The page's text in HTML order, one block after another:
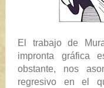
El trabajo de
impronta gráfica
obstante, nos
regresivo en el